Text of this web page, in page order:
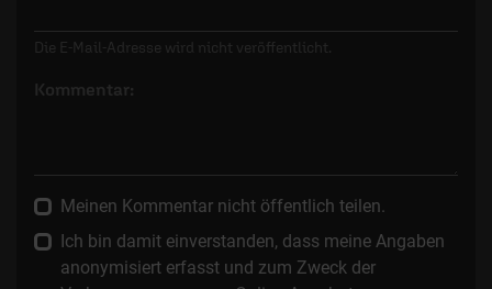
Die E-Mail-Adresse wird nicht veröffentlicht.
Kommentar:
Meinen Kommentar nicht öffentlich teilen.
Ich bin damit einverstanden, dass meine Angaben
anonymisiert erfasst und zum Zweck der